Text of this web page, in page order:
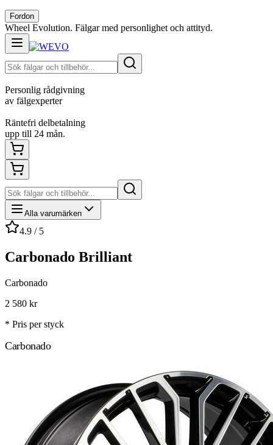
Fordon
Wheel Evolution. Fälgar med personlighet och attityd.
Personlig rådgivning
av fälgexperter
Räntefri delbetalning
upp till 24 mån.
Alla varumärken
4.9 / 5
Carbonado Brilliant
Carbonado
2 580 kr
* Pris per styck
Carbonado